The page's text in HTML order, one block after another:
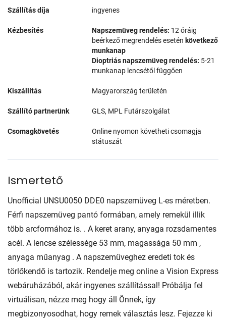
Szállítás díja ingyenes
Kézbesítés Napszemüveg rendelés: 12 óráig
beérkező megrendelés esetén következő
munkanap
Dioptriás napszemüveg rendelés: 5-21
munkanap lencsétől függően
Kiszállítás Magyarország területén
Szállító partnerünk GLS, MPL Futárszolgálat
Csomagkövetés
Online nyomon követheti csomagja
státuszát
Ismertető
Unofficial UNSU0050 DDE0 napszemüveg L-es méretben.
Férfi napszemüveg pantó formában, amely remekül illik
több arcformához is. . A keret arany, anyaga rozsdamentes
acél. A lencse szélessége 53 mm, magassága 50 mm ,
anyaga műanyag . A napszemüveghez eredeti tok és
törlőkendő is tartozik. Rendelje meg online a Vision Express
webáruházából, akár ingyenes szállítással! Próbálja fel
virtuálisan, nézze meg hogy áll Önnek, így
megbizonyosodhat, hogy remek választás lesz. Fejezze ki